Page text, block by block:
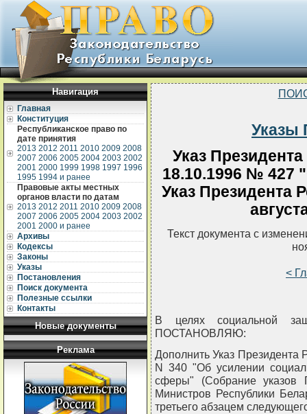
Навигация
Главная
Конституция
Республиканское право по
дате принятия
2013 2012 2011 2010 2009 2008
2007 2006 2005 2004 2003 2002
2001 2000 1999 1998 1997 1996
1995 1994 и ранее
Правовые акты местных
органов власти по датам
2013 2012 2011 2010 2009 2008
2007 2006 2005 2004 2003 2002
2001 2000 и ранее
Архивы
Кодексы
Законы
Указы
Постановления
Поиск документа
Полезные ссылки
Контакты
Новые документы
Реклама
Указы
Указ
18.10.1996 № 427
Указ Президента
Текст документа с
<
В целях социальной
ПОСТАНОВЛЯЮ:
Дополнить Указ Президента
N 340 "Об усилении
сферы" (Собрание указов
Министров Республики
третьего абзацем